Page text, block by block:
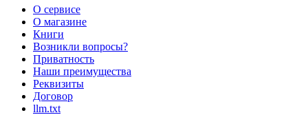
О сервисе
О магазине
Книги
Возникли вопросы?
Приватность
Наши преимущества
Реквизиты
Договор
llm.txt